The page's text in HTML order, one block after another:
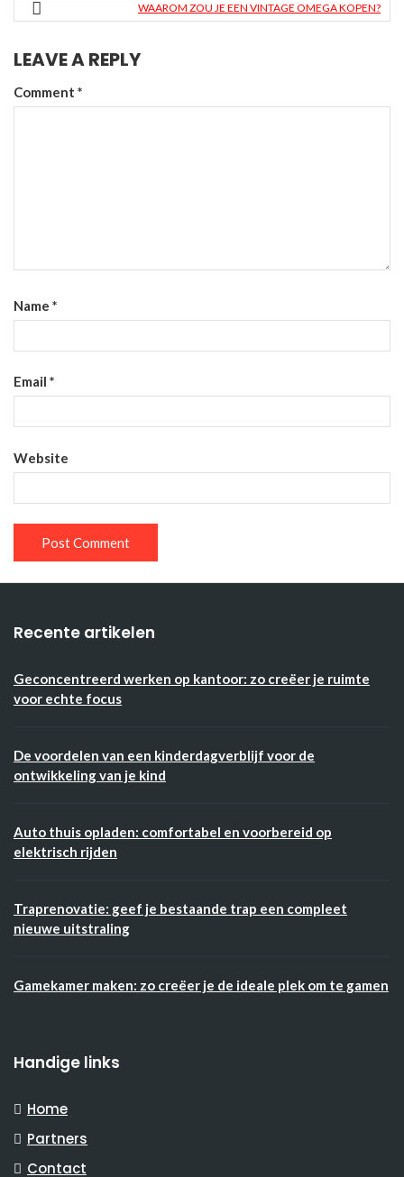
WAAROM ZOU JE EEN VINTAGE OMEGA KOPEN?
LEAVE A REPLY
Comment *
Name *
Email *
Website
Recente artikelen
Geconcentreerd werken op kantoor: zo creëer je ruimte
voor echte focus
De voordelen van een kinderdagverblijf voor de
ontwikkeling van je kind
Auto thuis opladen: comfortabel en voorbereid op
elektrisch rijden
Traprenovatie: geef je bestaande trap een compleet
nieuwe uitstraling
Gamekamer maken: zo creëer je de ideale plek om te gamen
Handige links
Home
Partners
Contact